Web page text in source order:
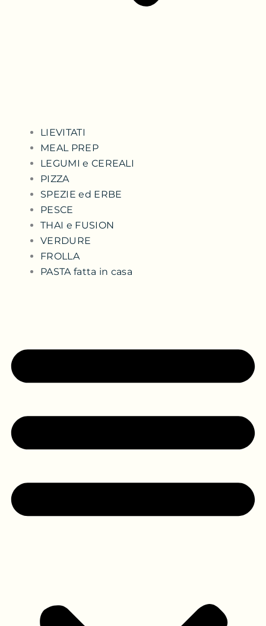
LIEVITATI
MEAL PREP
LEGUMI e CEREALI
PIZZA
SPEZIE ed ERBE
PESCE
THAI e FUSION
VERDURE
FROLLA
PASTA fatta in casa